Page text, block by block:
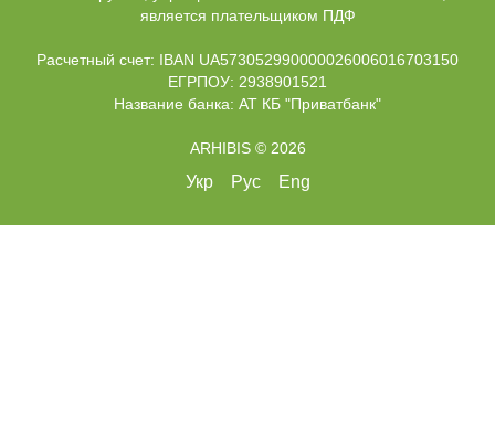
является плательщиком ПДФ
Расчетный счет: IBAN UA573052990000026006016703150
ЕГРПОУ: 2938901521
Название банка: АТ КБ "Приватбанк"
ARHIBIS © 2026
Укр Рус Eng